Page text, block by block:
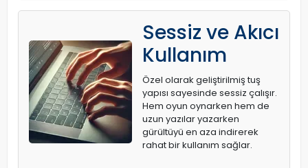
Sessiz ve Akıcı
Kullanım
Özel olarak geliştirilmiş tuş
yapısı sayesinde sessiz çalışır.
Hem oyun oynarken hem de
uzun yazılar yazarken
gürültüyü en aza indirerek
rahat bir kullanım sağlar.